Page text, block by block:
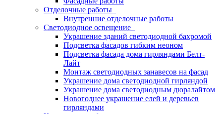
Отделочные работы
Внутренние отделочные работы
Светодиодное освещение
Украшение зданий светодиодной бахромой
Подсветка фасадов гибким неоном
Подсветка фасада дома гирляндами Белт-
Лайт
Монтаж светодиодных занавесов на фасад
Украшение дома светодиодной гирляндой
Украшение дома светодиодным дюралайтом
Новогоднее украшение елей и деревьев
гирляндами